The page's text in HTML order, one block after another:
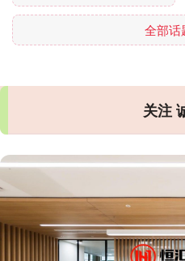
全部话
关注